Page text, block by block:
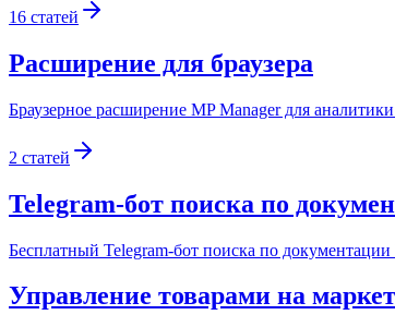
16 статей
Расширение для браузера
Браузерное расширение MP Manager для
2 статей
Telegram-бот поиска по
Бесплатный Telegram-бот поиска по
Управление товарами на